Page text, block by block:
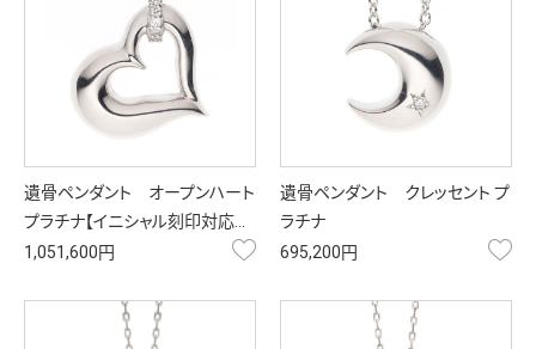
遺骨ペンダント オープンハート
プラチナ【イニシャル刻印対応…
1,051,600円
お気に入り
遺骨ペンダント クレッセント プ
ラチナ
695,200円